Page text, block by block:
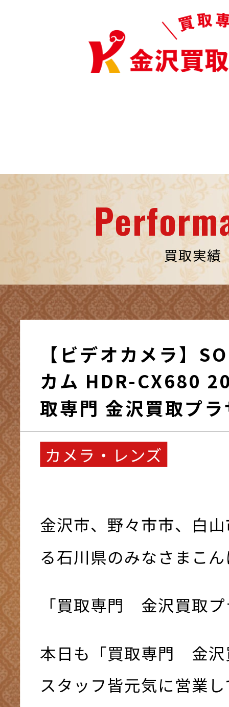
買取実績
【ビデオカメラ】
カム HDR-CX680 2020年製 / 買
取専門 金沢買取プ
カメラ・レンズ
金沢市、野々市市、白
る石川県のみなさまこ
「買取専門 金沢買取
本日も「買取専門 金沢
スタッフ皆元気に営業